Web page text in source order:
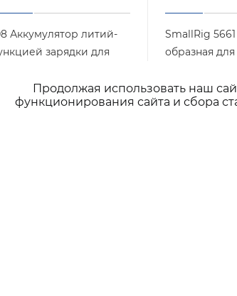
Продолжая использовать наш
функционирования сайта и сбора
Аккумулятор литий-
зарядки для
Арт.: 5108
SmallRig
образная
Нет в